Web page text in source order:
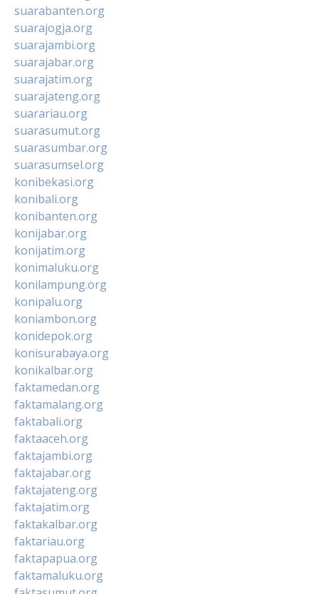
suarabanten.org
suarajogja.org
suarajambi.org
suarajabar.org
suarajatim.org
suarajateng.org
suarariau.org
suarasumut.org
suarasumbar.org
suarasumsel.org
konibekasi.org
konibali.org
konibanten.org
konijabar.org
konijatim.org
konimaluku.org
konilampung.org
konipalu.org
koniambon.org
konidepok.org
konisurabaya.org
konikalbar.org
faktamedan.org
faktamalang.org
faktabali.org
faktaaceh.org
faktajambi.org
faktajabar.org
faktajateng.org
faktajatim.org
faktakalbar.org
faktariau.org
faktapapua.org
faktamaluku.org